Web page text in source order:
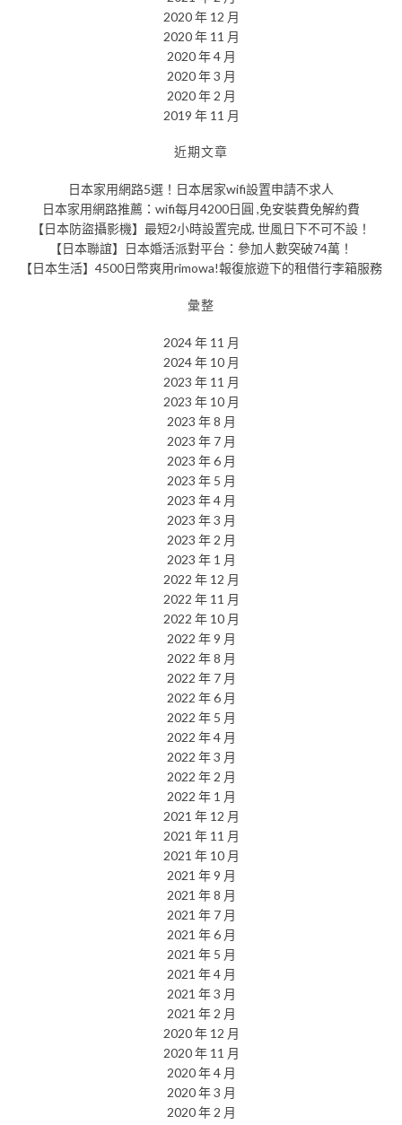
2020 年 12 月
2020 年 11 月
2020 年 4 月
2020 年 3 月
2020 年 2 月
2019 年 11 月
近期文章
日本家用網路5選！日本居家wifi設置申請不求人
日本家用網路推薦：wifi每月4200日圓 ,免安裝費免解約費
【日本防盜攝影機】最短2小時設置完成, 世風日下不可不設！
【日本聯誼】日本婚活派對平台：參加人數突破74萬！
【日本生活】4500日幣爽用rimowa!報復旅遊下的租借行李箱服務
彙整
2024 年 11 月
2024 年 10 月
2023 年 11 月
2023 年 10 月
2023 年 8 月
2023 年 7 月
2023 年 6 月
2023 年 5 月
2023 年 4 月
2023 年 3 月
2023 年 2 月
2023 年 1 月
2022 年 12 月
2022 年 11 月
2022 年 10 月
2022 年 9 月
2022 年 8 月
2022 年 7 月
2022 年 6 月
2022 年 5 月
2022 年 4 月
2022 年 3 月
2022 年 2 月
2022 年 1 月
2021 年 12 月
2021 年 11 月
2021 年 10 月
2021 年 9 月
2021 年 8 月
2021 年 7 月
2021 年 6 月
2021 年 5 月
2021 年 4 月
2021 年 3 月
2021 年 2 月
2020 年 12 月
2020 年 11 月
2020 年 4 月
2020 年 3 月
2020 年 2 月